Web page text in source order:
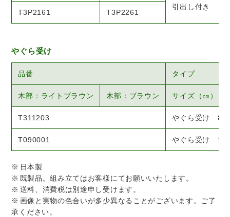
引出し付き
T3P2161 T3P2261
やぐら受け
品番 タイプ
木部：ライトブラウン 木部：ブラウン サイズ（㎝）
T311203 やぐら受け 80
T090001 やぐら受け
日本製
既製品。組み立てはお客様にてお願いいたします。
送料、消費税は別途申し受けます。
画像と実物の色合いが多少異なることがございます。ご了
承ください。